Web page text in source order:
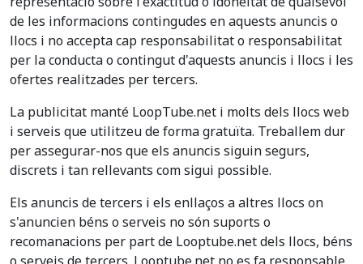
de les informacions contingudes en aquests anuncis o
llocs i no accepta cap responsabilitat o responsabilitat
per la conducta o contingut d'aquests anuncis i llocs i les
ofertes realitzades per tercers.
La publicitat manté LoopTube.net i molts dels llocs web
i serveis que utilitzeu de forma gratuïta. Treballem dur
per assegurar-nos que els anuncis siguin segurs,
discrets i tan rellevants com sigui possible.
Els anuncis de tercers i els enllaços a altres llocs on
s'anuncien béns o serveis no són suports o
recomanacions per part de Looptube.net dels llocs, béns